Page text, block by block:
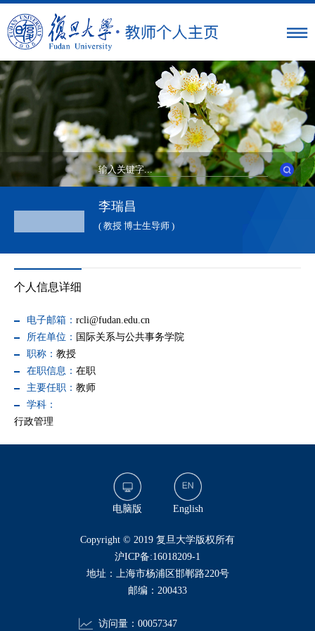
李瑞昌
( 教授 博士生导师 )
个人信息详细
电子邮箱： rcli@fudan.edu.cn
所在单位： 国际关系与公共事务学院
职称： 教授
在职信息： 在职
主要任职： 教师
学科：
行政管理
电脑版 English
​Copyright © 2019 复旦大学版权所有
沪ICP备:16018209-1
地址：上海市杨浦区邯郸路220号
邮编：200433
访问量： 00057347